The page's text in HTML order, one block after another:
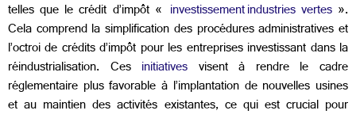
telles que le crédit d’impôt « investissement industries vertes».
Cela comprend la simplification des procédures administratives et
l’octroi de crédits d’impôt pour les entreprises investissant dans la
réindustrialisation. Ces initiatives visent à rendre le cadre
réglementaire plus favorable à l’implantation de nouvelles usines
et au maintien des activités existantes, ce qui est crucial pour